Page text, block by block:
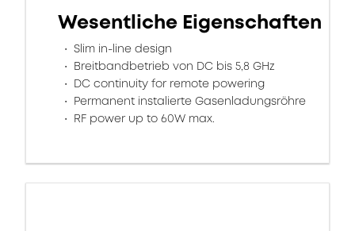
Wesentliche Eigenschaften
Slim in-line design
Breitbandbetrieb von DC bis 5,8 GHz
DC continuity for remote powering
Permanent instalierte Gasenladungsröhre
RF power up to 60W max.